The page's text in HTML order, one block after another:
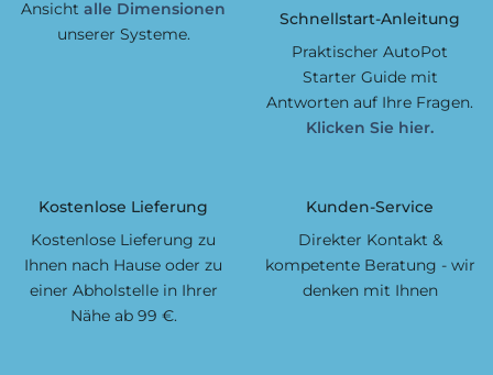
Ansicht alle Dimensionen
unserer Systeme.
Schnellstart-Anleitung
Praktischer AutoPot
Starter Guide mit
Antworten auf Ihre Fragen.
Klicken Sie hier.
Kostenlose Lieferung
Kostenlose Lieferung zu
Ihnen nach Hause oder zu
einer Abholstelle in Ihrer
Nähe ab 99 €.
Kunden-Service
Direkter Kontakt &
kompetente Beratung - wir
denken mit Ihnen